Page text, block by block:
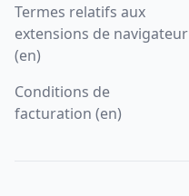
Termes relatifs aux
extensions de navigateur
(en)
Conditions de
facturation (en)